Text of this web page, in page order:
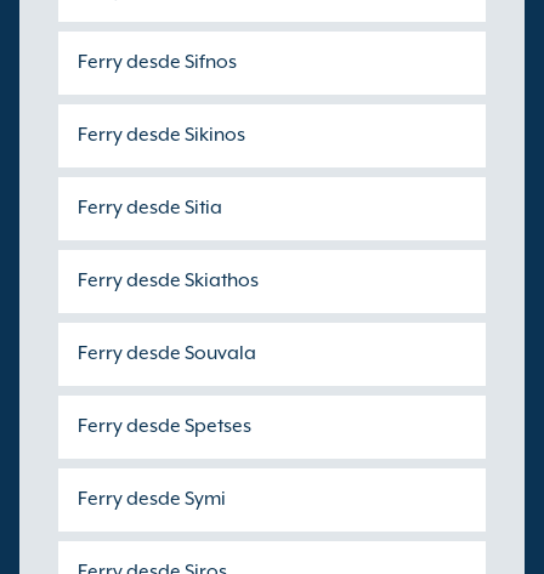
Ferry desde Sifnos
Ferry desde Sikinos
Ferry desde Sitia
Ferry desde Skiathos
Ferry desde Souvala
Ferry desde Spetses
Ferry desde Symi